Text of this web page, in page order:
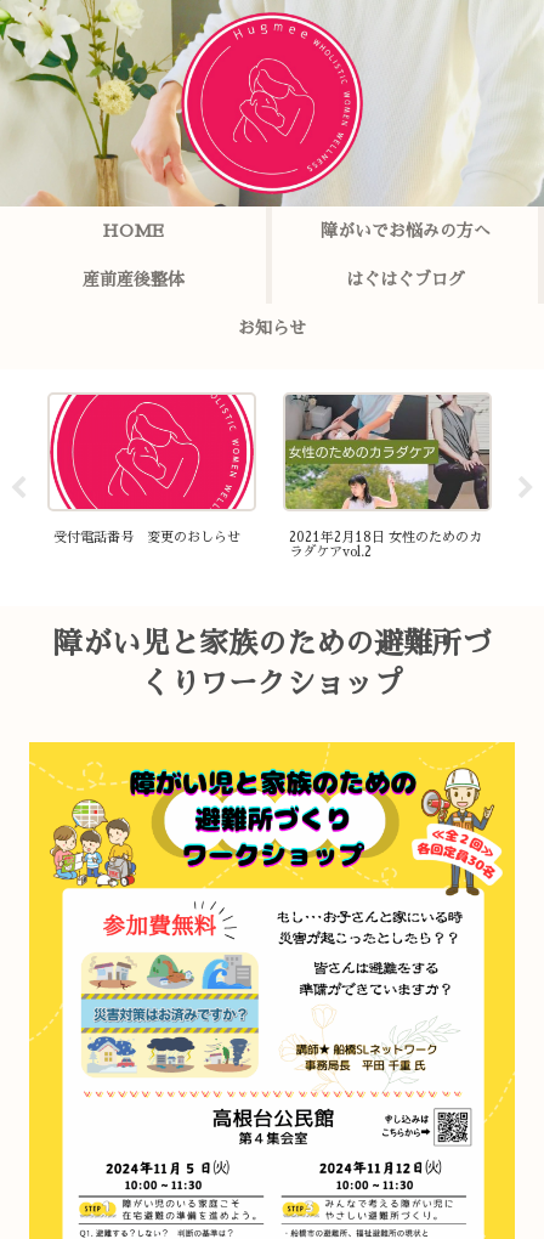
HOME 障がいでお悩みの方へ
産前産後整体 はぐはぐブログ
お知らせ
受付電話番号 変更のおしらせ
2021年2月18日 女性のためのカ
ラダケアvol.2
障がい児と家族のための避難所づ
くりワークショップ